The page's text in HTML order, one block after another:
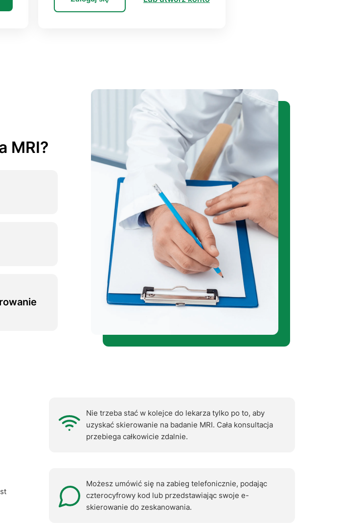
MRI?
Nie trzeba stać w kolejce do lekarza tylko po to, aby
uzyskać skierowanie na badanie MRI. Cała konsultacja
przebiega całkowicie zdalnie.
Możesz umówić się na zabieg telefonicznie, podając
czterocyfrowy kod lub przedstawiając swoje e-
skierowanie do zeskanowania.